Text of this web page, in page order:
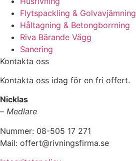
Flytspackling & Golvavjämning
Håltagning & Betongborrning
Riva Bärande Vägg
Sanering
Kontakta oss
Kontakta oss idag för en fri offert.
Nicklas
– Medlare
Nummer: 08-505 17 271
Mail: offert@rivningsfirma.se